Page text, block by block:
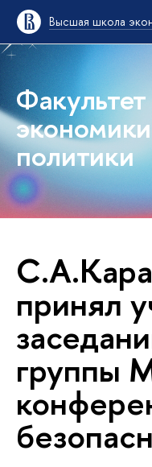
Высшая школа
политики
принял
группы